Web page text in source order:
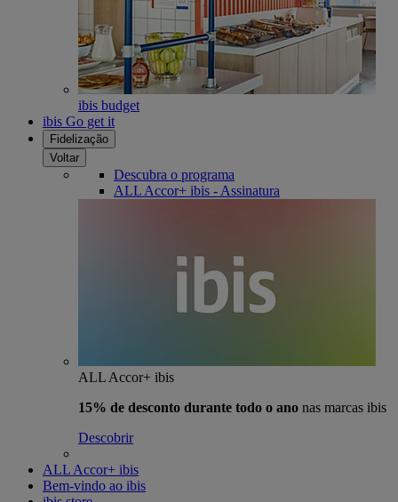
ibis budget
ibis Go get it
Fidelização
Voltar
Descubra o programa
ALL Accor+ ibis - Assinatura
ALL Accor+ ibis
15% de desconto durante todo o ano nas marcas ibis
Descobrir
ALL Accor+ ibis
Bem-vindo ao ibis